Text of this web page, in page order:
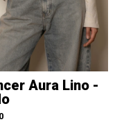
Aura Lino -